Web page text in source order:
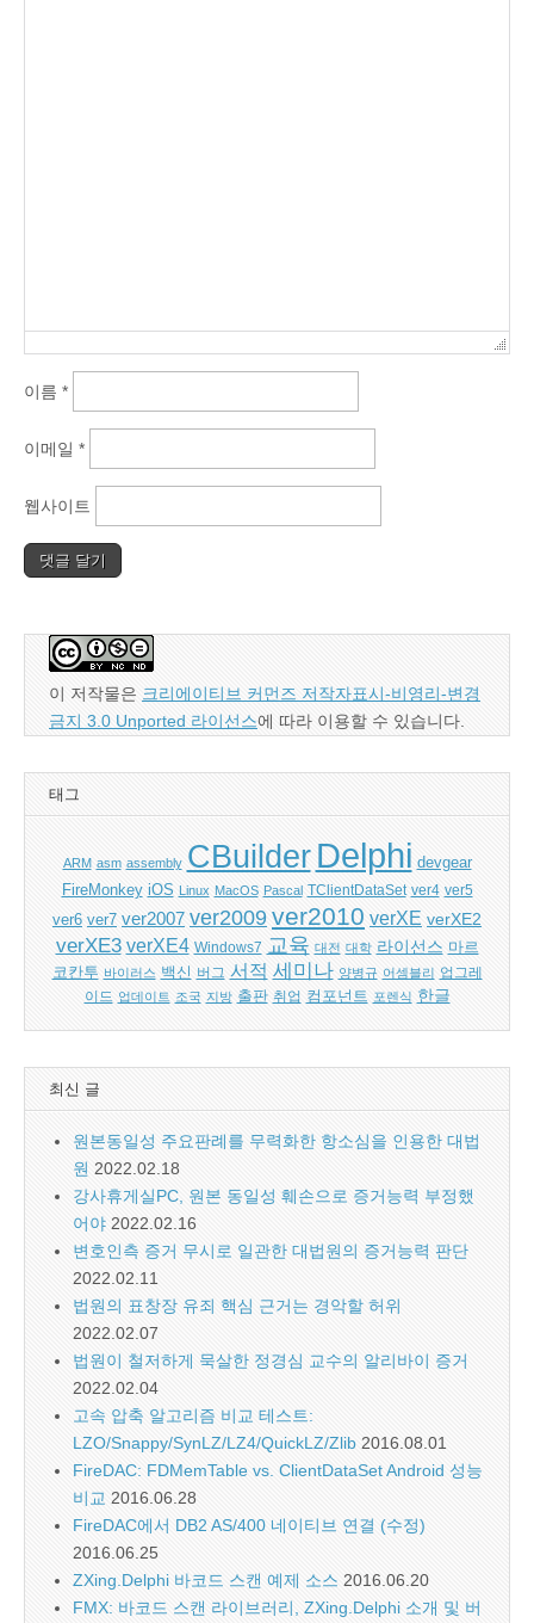
이름 *
이메일 *
웹사이트
이 저작물은 크리에이티브 커먼즈 저작자표시-비영리-변경
금지 3.0 Unported 라이선스에 따라 이용할 수 있습니다.
태그
ARM asm assembly CBuilder Delphi devgear
FireMonkey iOS Linux MacOS Pascal TClientDataSet ver4 ver5
ver6 ver7 ver2007 ver2009 ver2010 verXE verXE2
verXE3 verXE4 Windows7 교육 대전 대학 라이선스 마르
코칸투 바이러스 백신 버그 서적 세미나 양병규 어셈블리 업그레
이드 업데이트 조국 지방 출판 취업 컴포넌트 포렌식 한글
최신 글
원본동일성 주요판례를 무력화한 항소심을 인용한 대법
원 2022.02.18
강사휴게실PC, 원본 동일성 훼손으로 증거능력 부정했
어야 2022.02.16
변호인측 증거 무시로 일관한 대법원의 증거능력 판단
2022.02.11
법원의 표창장 유죄 핵심 근거는 경악할 허위
2022.02.07
법원이 철저하게 묵살한 정경심 교수의 알리바이 증거
2022.02.04
고속 압축 알고리즘 비교 테스트:
LZO/Snappy/SynLZ/LZ4/QuickLZ/Zlib 2016.08.01
FireDAC: FDMemTable vs. ClientDataSet Android 성능
비교 2016.06.28
FireDAC에서 DB2 AS/400 네이티브 연결 (수정)
2016.06.25
ZXing.Delphi 바코드 스캔 예제 소스 2016.06.20
FMX: 바코드 스캔 라이브러리, ZXing.Delphi 소개 및 버